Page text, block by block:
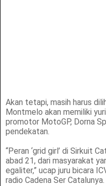
Akan tetapi, masih harus
Montmelo akan memiliki
promotor MotoGP, Dorna
pendekatan.
“Peran ‘grid girl’ di Sirkuit
abad 21, dari masyarakat
egaliter,” ucap juru bicara
radio Cadena Ser Catalunya.